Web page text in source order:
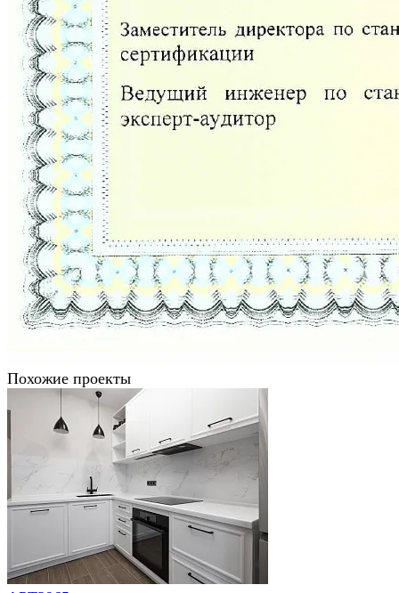
Похожие проекты